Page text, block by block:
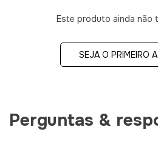
Este produto ainda não
SEJA O PRIMEIRO
Perguntas &